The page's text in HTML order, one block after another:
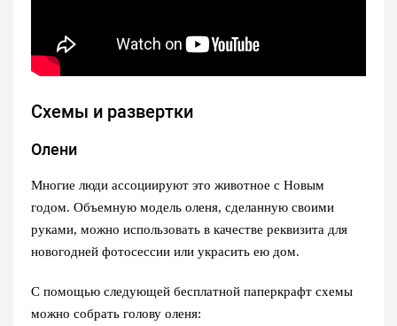
Схемы и развертки
Олени
Многие люди ассоциируют это животное с Новым
годом. Объемную модель оленя, сделанную своими
руками, можно использовать в качестве реквизита для
новогодней фотосессии или украсить ею дом.
С помощью следующей бесплатной паперкрафт схемы
можно собрать голову оленя: